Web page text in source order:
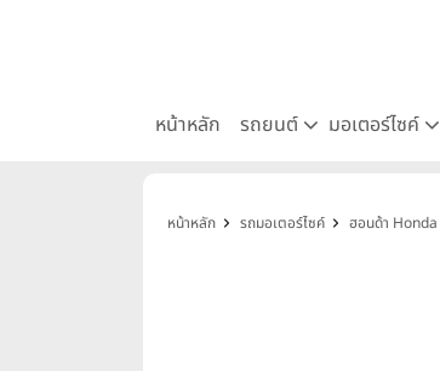
หน้าหลัก รถยนต์ มอเตอร์ไซค์
หน้าหลัก รถมอเตอร์ไซค์ ฮอนด้า Honda